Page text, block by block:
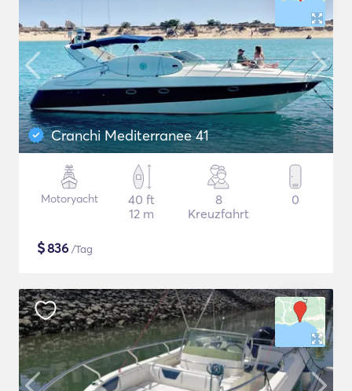
Cranchi Mediterranee 41
Motoryacht
40 ft
12 m
8
Kreuzfahrt
0
$836 /Tag